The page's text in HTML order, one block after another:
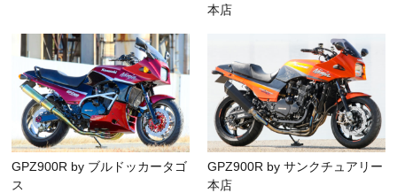
本店
GPZ900R by ブルドッカータゴ
ス
GPZ900R by サンクチュアリー
本店